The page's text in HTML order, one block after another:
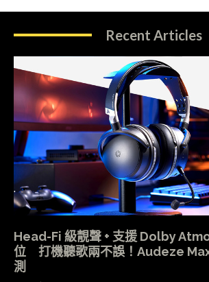
Recent Articles
Head-Fi 級靚聲 + 支援 Dolby
位 打機聽歌兩不誤！Audeze
測